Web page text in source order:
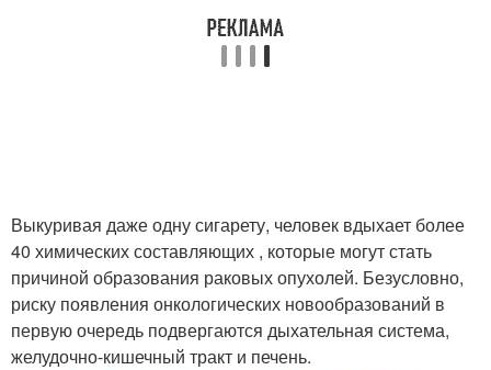
Выкуривая даже одну сигарету, человек вдыхает более
40 химических составляющих , которые могут стать
причиной образования раковых опухолей. Безусловно,
риску появления онкологических новообразований в
первую очередь подвергаются дыхательная система,
желудочно-кишечный тракт и печень.